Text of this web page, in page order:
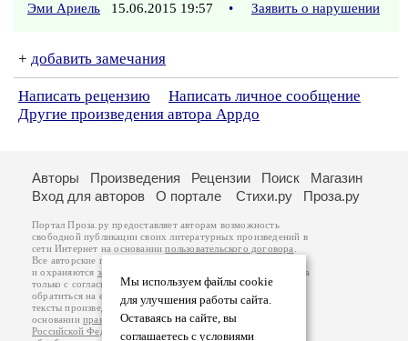
Эми Ариель 15.06.2015 19:57 • Заявить о нарушении
+ добавить замечания
Написать рецензию
Написать личное сообщение
Другие произведения автора Аррдо
Мы используем файлы cookie
для улучшения работы сайта.
Оставаясь на сайте, вы
соглашаетесь с условиями
Авторы Произведения Рецензии Поиск
Магазин
Вход для авторов
О портале Стихи.ру Проза.ру
Портал Проза.ру предоставляет авторам возможность
свободной публикации своих литературных произведений в
сети Интернет на основаниипользовательского договора
Все авторские права на произведения принадлежат авторам
и охраняются законом
. Перепечатка произведений возможна
только с согласия его автора, к которому вы можете
обратиться на его авторской странице. Ответственность за
тексты произведений авторы несут самостоятельно на
основанииправил публикацииизаконодательства
Российской Федерации